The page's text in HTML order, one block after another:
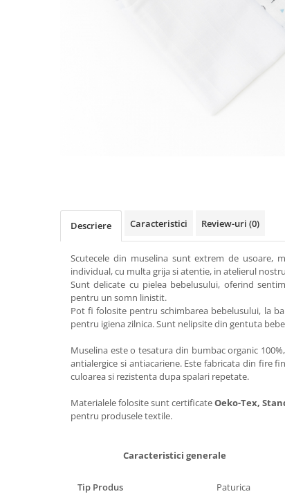
Descriere Caracteristici Review-uri (0)
Scutecele din muselina sunt extrem de usoare,
individual, cu multa grija si atentie, in atelierul
Sunt delicate cu pielea bebelusului, oferind
pentru un somn linistit.
Pot fi folosite pentru schimbarea bebelusului, la
pentru igiena zilnica. Sunt nelipsite din gentuta
Muselina este o tesatura din bumbac organic
antialergice si antiacariene. Este fabricata din fire
culoarea si rezistenta dupa spalari repetate.
Materialele folosite sunt certificateOeko-Tex,
pentru produsele textile.
Caracteristici generale
Tip Produs
Paturica